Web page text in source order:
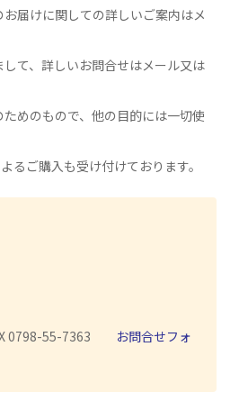
届けに関しての詳しいご案内はメ
て、詳しいお問合せはメール又は
めのもので、他の目的には一切使
るご購入も受け付けております。
0798-55-7363 お問合せフォ